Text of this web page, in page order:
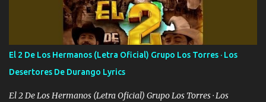
cien Y por más que quieran no me detienen Soy yo la mente que
más brilla, lo ves Pa' mi la vida es tan sencilla No lo entenderías en
tu vida, y está bien Porque lo que tengo nadie lo tiene Una me está
escribiendo y la otra me va a llamar Quiere que vaya a verla y que
la invite a cenar Otras más me están pidiendo que las saque a
bailar Pero es que tengo un par de conciertos más que llenar Se
mueven solo por el interés P...
El 2 De Los Hermanos (Letra Oficial) Grupo Los Torres · Los
Desertores De Durango Lyrics
El 2 De Los Hermanos (Letra Oficial) Grupo Los Torres · Los